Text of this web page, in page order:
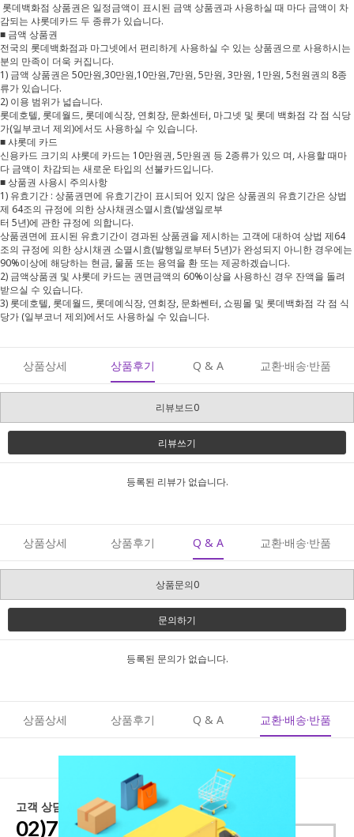
롯데백화점 상품권은 일정금액이 표시된 금액 상품권과 사용하실 때 마다 금액이 차
감되는 샤롯데카드 두 종류가 있습니다.
■ 금액 상품권
전국의 롯데백화점과 마그넷에서 편리하게 사용하실 수 있는 상품권으로 사용하시는
분의 만족이 더욱 커집니다.
1) 금액 상품권은 50만원,30만원,10만원,7만원, 5만원, 3만원, 1만원, 5천원권의 8종
류가 있습니다.
2) 이용 범위가 넓습니다.
롯데호텔, 롯데월드, 롯데예식장, 연회장, 문화센터, 마그넷 및 롯데 백화점 각 점 식당
가(일부코너 제외)에서도 사용하실 수 있습니다.
■ 샤롯데 카드
신용카드 크기의 샤롯데 카드는 10만원권, 5만원권 등 2종류가 있으 며, 사용할 때마
다 금액이 차감되는 새로운 타입의 선불카드입니다.
■ 상품권 사용시 주의사항
1) 유효기간 : 상품권면에 유효기간이 표시되어 있지 않은 상품권의 유효기간은 상법
제 64조의 규정에 의한 상사채권소멸시효(발생일로부
터 5년)에 관한 규정에 의합니다.
상품권면에 표시된 유효기간이 경과된 상품권을 제시하는 고객에 대하여 상법 제64
조의 규정에 의한 상시채권 소멸시효(발행일로부터 5년)가 완성되지 아니한 경우에는
90%이상에 해당하는 현금, 물품 또는 용역을 환 또는 제공하겠습니다.
2) 금액상품권 및 샤롯데 카드는 권면금액의 60%이상을 사용하신 경우 잔액을 돌려
받으실 수 있습니다.
3) 롯데호텔, 롯데월드, 롯데예식장, 연회장, 문화쎈터, 쇼핑몰 및 롯데백화점 각 점 식
당가 (일부코너 제외)에서도 사용하실 수 있습니다.
상품상세 상품후기 Q & A 교환·배송·반품
리뷰보드0
리뷰쓰기
등록된 리뷰가 없습니다.
상품상세 상품후기 Q & A 교환·배송·반품
상품문의0
문의하기
등록된 문의가 없습니다.
상품상세 상품후기 Q & A 교환·배송·반품
고객 상담 센터
02)776-1148~9